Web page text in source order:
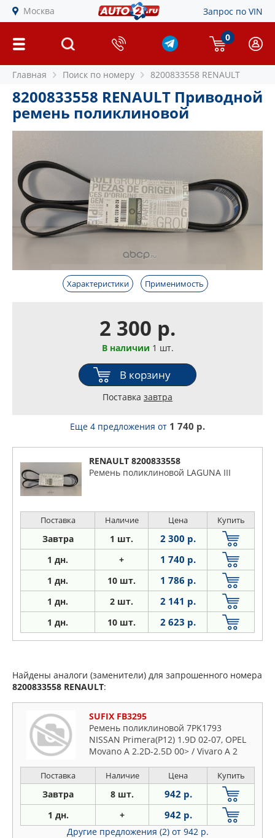
Москва Запрос по VIN
0
Главная Поиск по номеру 8200833558 RENAULT
8200833558 RENAULT Приводной
ремень поликлиновой
Характеристики Применимость
2 300 р.
В наличии 1 шт.
В корзину
Поставка завтра
Еще 4 предложения от 1 740 р.
RENAULT 8200833558
Ремень поликлиновой LAGUNA III
Поставка Наличие Цена Купить
Завтра 1 шт. 2 300 р.
1 дн. + 1 740 р.
1 дн. 10 шт. 1 786 р.
1 дн. 2 шт. 2 141 р.
1 дн. 10 шт. 2 623 р.
Найдены аналоги (заменители) для запрошенного номера
8200833558 RENAULT:
SUFIX FB3295
Ремень поликлиновой 7PK1793
NISSAN Primera(P12) 1.9D 02-07, OPEL
Movano A 2.2D-2.5D 00> / Vivaro A 2
Поставка Наличие Цена Купить
Завтра 8 шт. 942 р.
1 дн. + 942 р.
Другие предложения (2) от 942 р.